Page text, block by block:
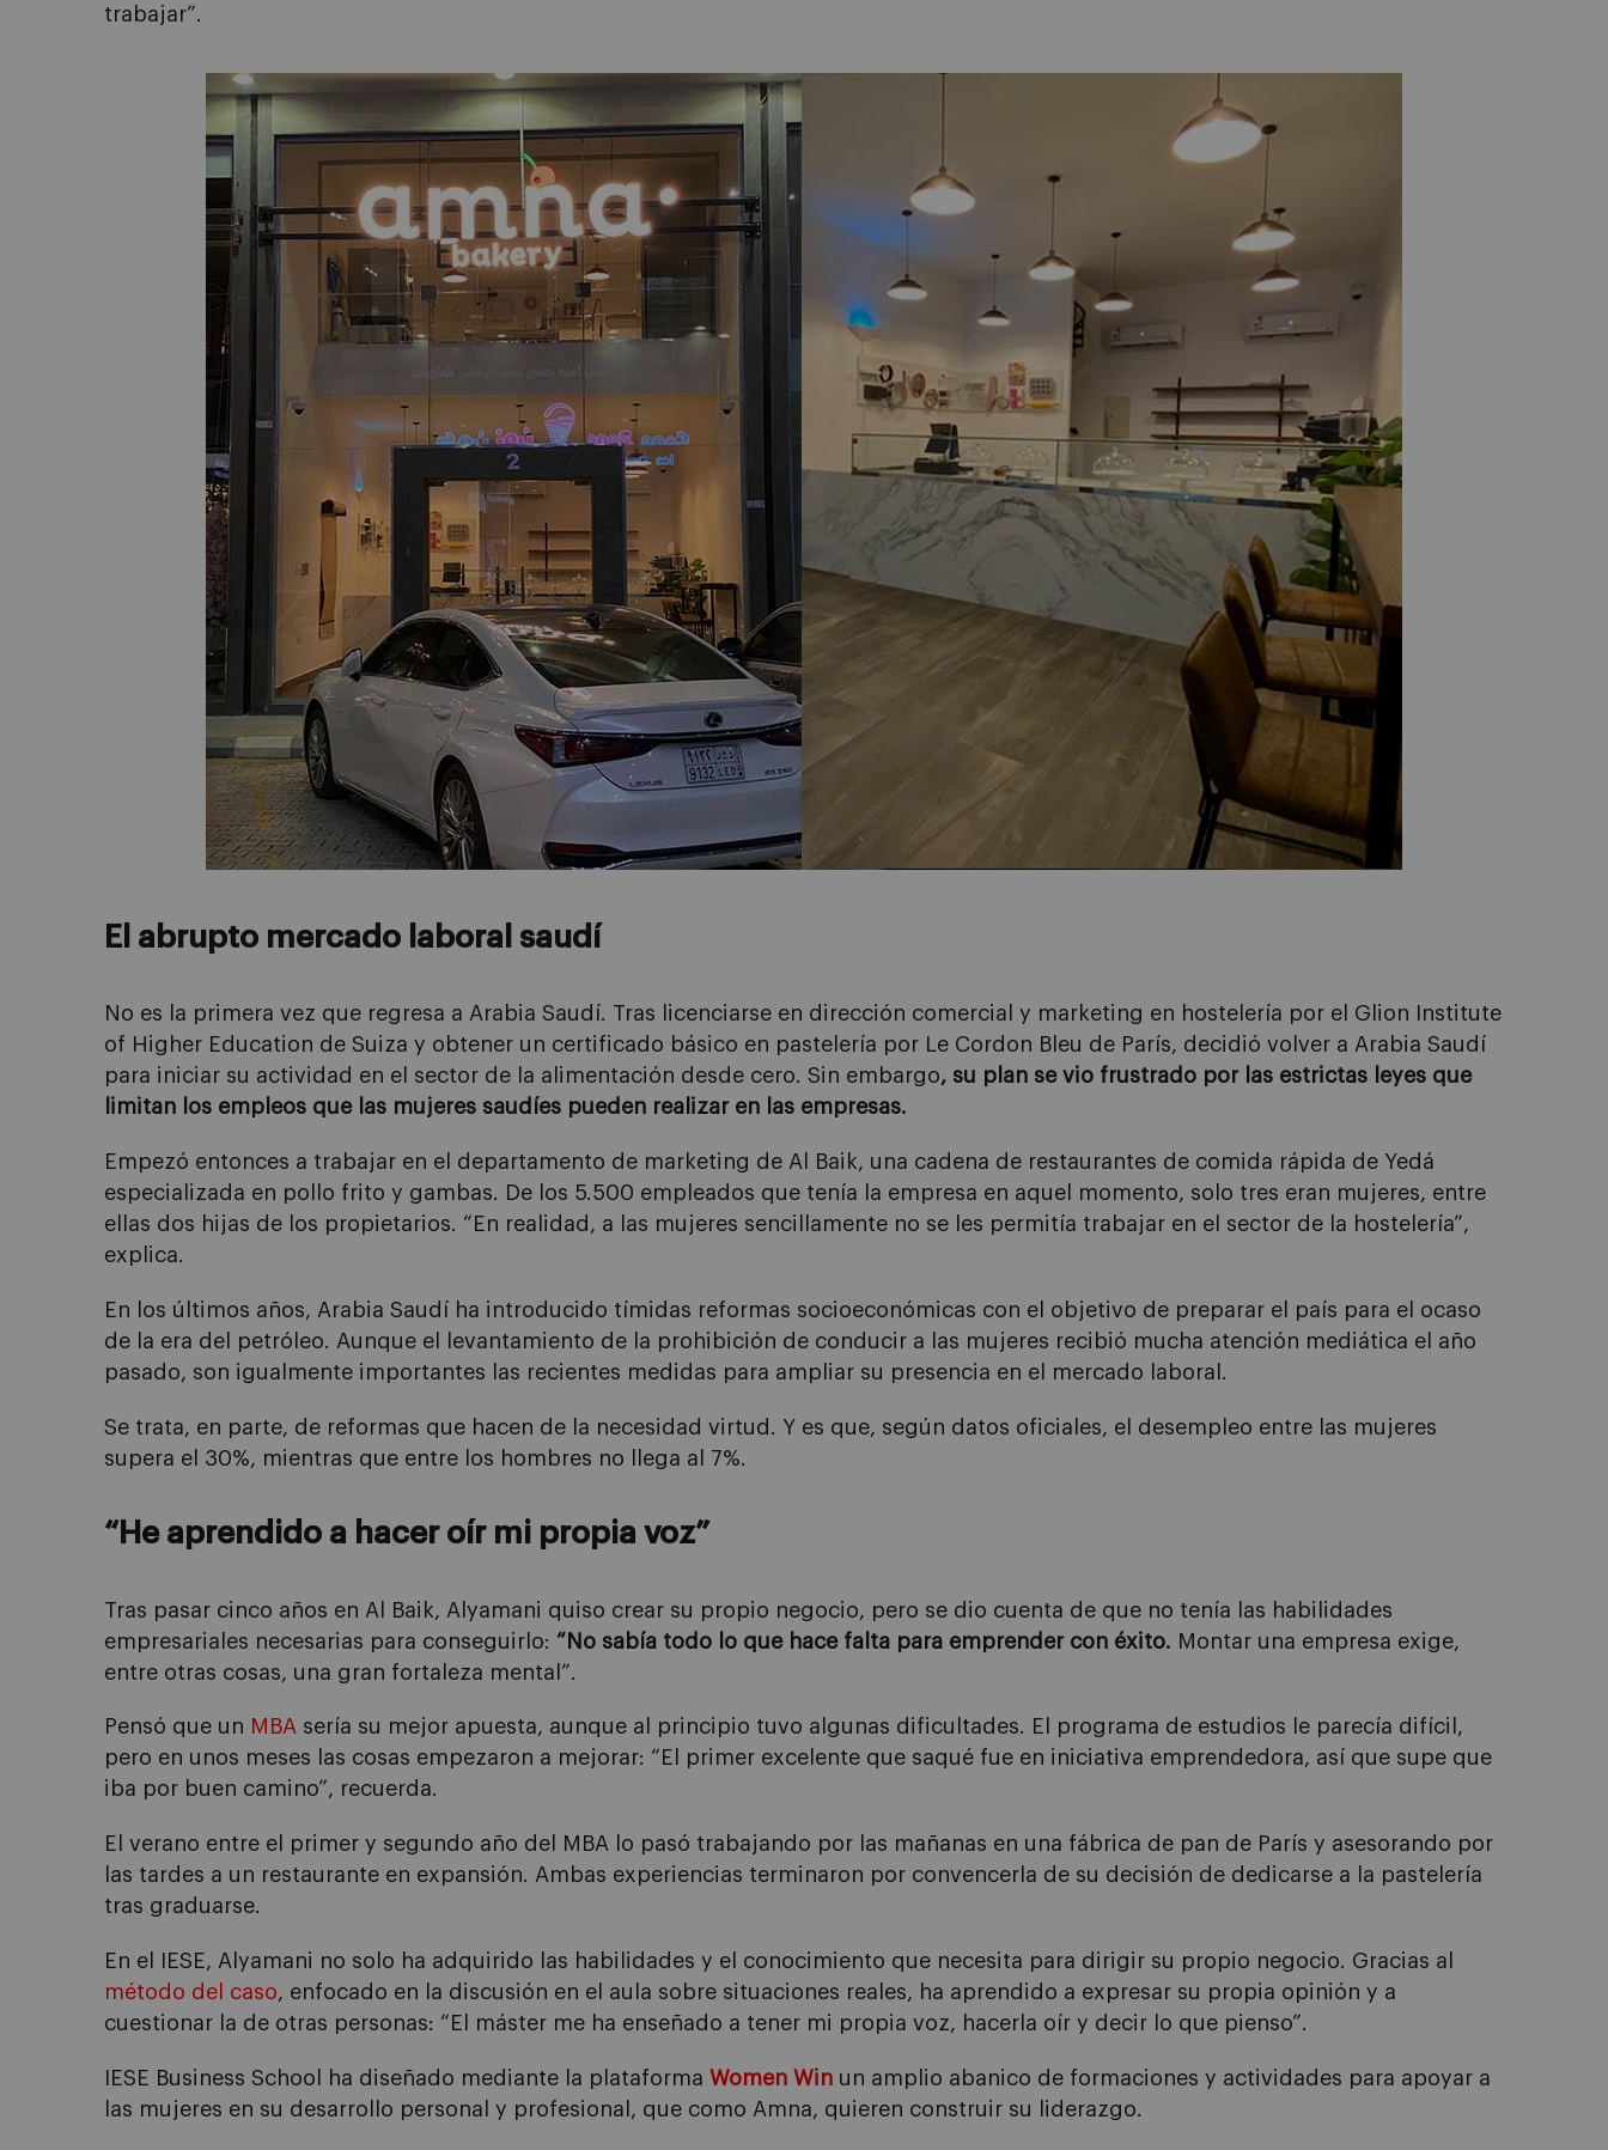
trabajar”.
El abrupto mercado laboral saudí
No es la primera vez que regresa a Arabia Saudí. Tras licenciarse en dirección comercial y marketing en hostelería por el Glion Institute
of Higher Education de Suiza y obtener un certificado básico en pastelería por Le Cordon Bleu de París, decidió volver a Arabia Saudí
para iniciar su actividad en el sector de la alimentación desde cero. Sin embargo, su plan se vio frustrado por las estrictas leyes que
limitan los empleos que las mujeres saudíes pueden realizar en las empresas.
Empezó entonces a trabajar en el departamento de marketing de Al Baik, una cadena de restaurantes de comida rápida de Yedá
especializada en pollo frito y gambas. De los 5.500 empleados que tenía la empresa en aquel momento, solo tres eran mujeres, entre
ellas dos hijas de los propietarios. “En realidad, a las mujeres sencillamente no se les permitía trabajar en el sector de la hostelería”,
explica.
En los últimos años, Arabia Saudí ha introducido tímidas reformas socioeconómicas con el objetivo de preparar el país para el ocaso
de la era del petróleo. Aunque el levantamiento de la prohibición de conducir a las mujeres recibió mucha atención mediática el año
pasado, son igualmente importantes las recientes medidas para ampliar su presencia en el mercado laboral.
Se trata, en parte, de reformas que hacen de la necesidad virtud. Y es que, según datos oficiales, el desempleo entre las mujeres
supera el 30%, mientras que entre los hombres no llega al 7%.
“He aprendido a hacer oír mi propia voz”
Tras pasar cinco años en Al Baik, Alyamani quiso crear su propio negocio, pero se dio cuenta de que no tenía las habilidades
empresariales necesarias para conseguirlo: “No sabía todo lo que hace falta para emprender con éxito. Montar una empresa exige,
entre otras cosas, una gran fortaleza mental”.
Pensó que un MBA sería su mejor apuesta, aunque al principio tuvo algunas dificultades. El programa de estudios le parecía difícil,
pero en unos meses las cosas empezaron a mejorar: “El primer excelente que saqué fue en iniciativa emprendedora, así que supe que
iba por buen camino”, recuerda.
El verano entre el primer y segundo año del MBA lo pasó trabajando por las mañanas en una fábrica de pan de París y asesorando por
las tardes a un restaurante en expansión. Ambas experiencias terminaron por convencerla de su decisión de dedicarse a la pastelería
tras graduarse.
En el IESE, Alyamani no solo ha adquirido las habilidades y el conocimiento que necesita para dirigir su propio negocio. Gracias al
método del caso, enfocado en la discusión en el aula sobre situaciones reales, ha aprendido a expresar su propia opinión y a
cuestionar la de otras personas: “El máster me ha enseñado a tener mi propia voz, hacerla oír y decir lo que pienso”.
IESE Business School ha diseñado mediante la plataforma Women Win un amplio abanico de formaciones y actividades para apoyar a
las mujeres en su desarrollo personal y profesional, que como Amna, quieren construir su liderazgo.